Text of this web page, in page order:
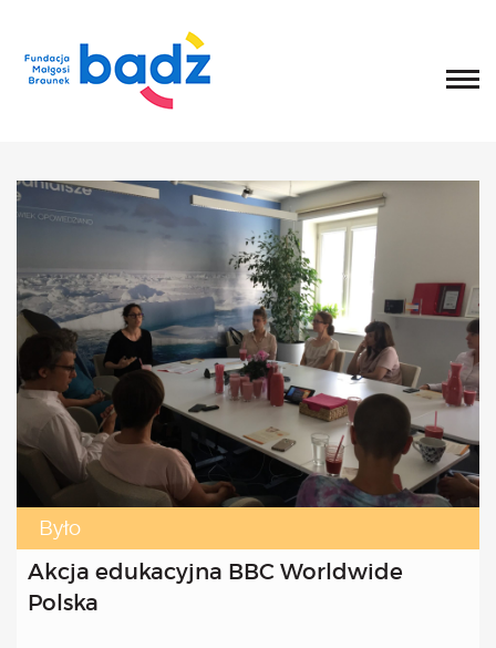
Było
Akcja edukacyjna BBC Worldwide
Polska
List Małgosi
Statut
Zarząd
Rada Fundacji
Rada Programowa
Wolontariusze
Sprawozdania
Kongres
O Kongresie
Kongres 2020
Kongres 2019
Kongres 2018
Projekty
Bezpłatne konsultacje psychologiczne online marzec –